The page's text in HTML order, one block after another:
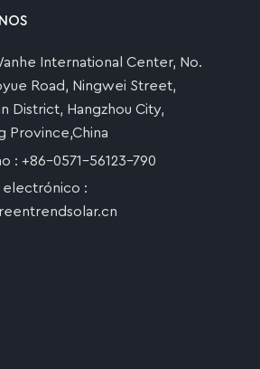
International Center, No.
Road, Ningwei Street,
District, Hangzhou City,
Province,China
: +86-0571-56123-790
: